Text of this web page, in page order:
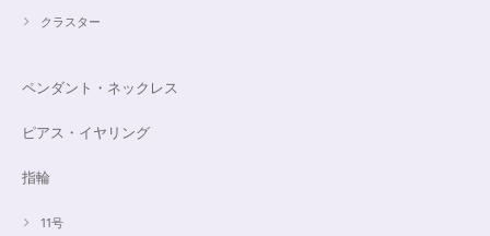
クラスター
ペンダント・ネックレス
ピアス・イヤリング
指輪
11号